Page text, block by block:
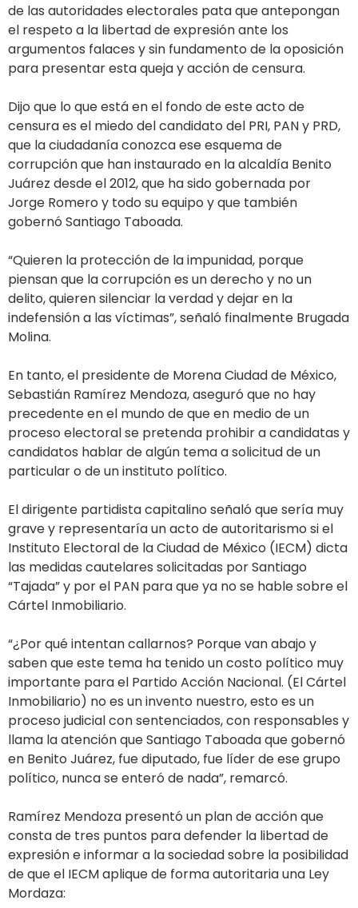
de las autoridades electorales pata que antepongan
el respeto a la libertad de expresión ante los
argumentos falaces y sin fundamento de la oposición
para presentar esta queja y acción de censura.
Dijo que lo que está en el fondo de este acto de
censura es el miedo del candidato del PRI, PAN y PRD,
que la ciudadanía conozca ese esquema de
corrupción que han instaurado en la alcaldía Benito
Juárez desde el 2012, que ha sido gobernada por
Jorge Romero y todo su equipo y que también
gobernó Santiago Taboada.
“Quieren la protección de la impunidad, porque
piensan que la corrupción es un derecho y no un
delito, quieren silenciar la verdad y dejar en la
indefensión a las víctimas”, señaló finalmente Brugada
Molina.
En tanto, el presidente de Morena Ciudad de México,
Sebastián Ramírez Mendoza, aseguró que no hay
precedente en el mundo de que en medio de un
proceso electoral se pretenda prohibir a candidatas y
candidatos hablar de algún tema a solicitud de un
particular o de un instituto político.
El dirigente partidista capitalino señaló que sería muy
grave y representaría un acto de autoritarismo si el
Instituto Electoral de la Ciudad de México (IECM) dicta
las medidas cautelares solicitadas por Santiago
“Tajada” y por el PAN para que ya no se hable sobre el
Cártel Inmobiliario.
“¿Por qué intentan callarnos? Porque van abajo y
saben que este tema ha tenido un costo político muy
importante para el Partido Acción Nacional. (El Cártel
Inmobiliario) no es un invento nuestro, esto es un
proceso judicial con sentenciados, con responsables y
llama la atención que Santiago Taboada que gobernó
en Benito Juárez, fue diputado, fue líder de ese grupo
político, nunca se enteró de nada”, remarcó.
Ramírez Mendoza presentó un plan de acción que
consta de tres puntos para defender la libertad de
expresión e informar a la sociedad sobre la posibilidad
de que el IECM aplique de forma autoritaria una Ley
Mordaza: